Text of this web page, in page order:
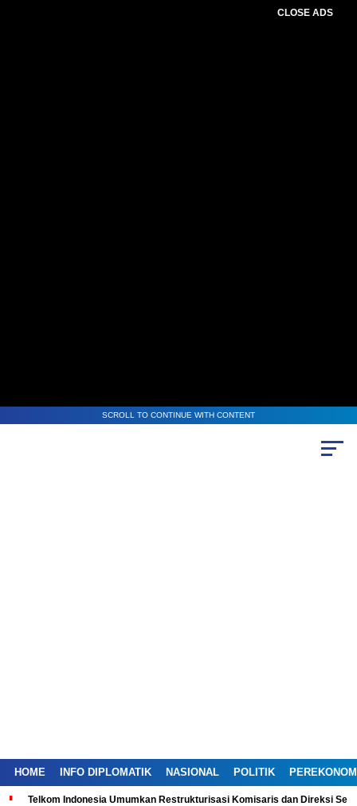
CLOSE ADS
SCROLL TO CONTINUE WITH CONTENT
HOME INFO DIPLOMATIK NASIONAL POLITIK
Telkom Indonesia Umumkan Restrukturisasi Komisaris dan Direksi